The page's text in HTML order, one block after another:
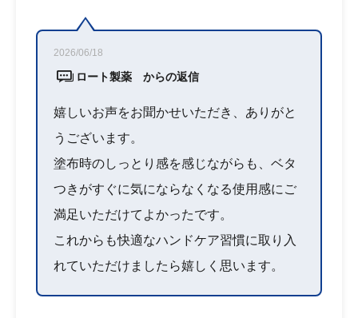
ロート製薬 からの返信
2026/06/18
嬉しいお声をお聞かせいただき、ありがと
うございます。
塗布時のしっとり感を感じながらも、ベタ
つきがすぐに気にならなくなる使用感にご
満足いただけてよかったです。
これからも快適なハンドケア習慣に取り入
れていただけましたら嬉しく思います。